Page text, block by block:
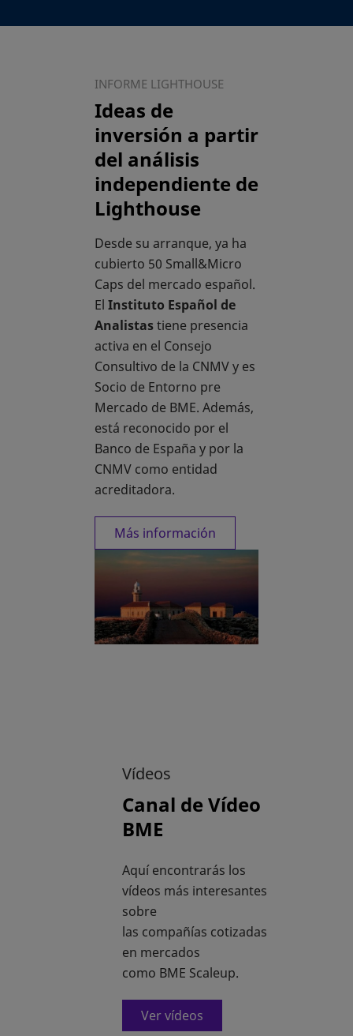
INFORME LIGHTHOUSE
Ideas de
inversión a partir
del análisis
independiente de
Lighthouse
Desde su arranque, ya ha
cubierto 50 Small&Micro
Caps del mercado español.
El Instituto Español de
Analistastiene presencia
activa en el Consejo
Consultivo de la CNMV y es
Socio de Entorno pre
Mercado de BME. Además,
está reconocido por el
Banco de España y por la
CNMV como entidad
acreditadora.
Más información
Vídeos
Canal de Vídeo
BME
Aquí encontrarás los
vídeos más interesantes
sobre
las compañías cotizadas
en mercados
como BME Scaleup.
Ver vídeos